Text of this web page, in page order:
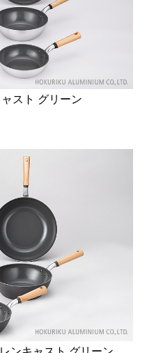
スト グリーン